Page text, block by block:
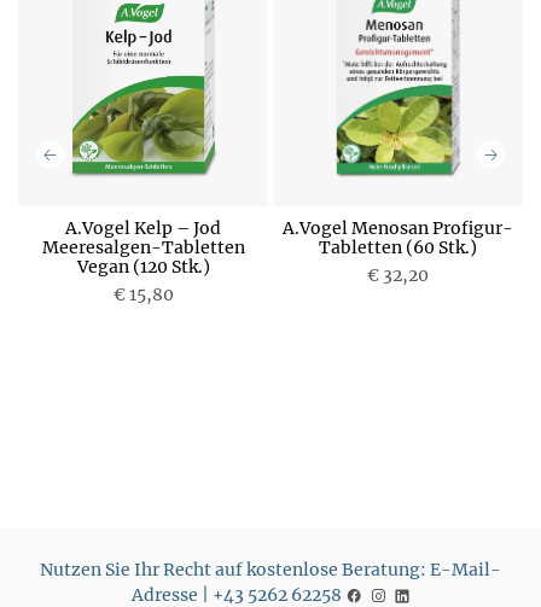
A.Vogel Kelp – Jod
Meeresalgen-Tabletten
Vegan (120 Stk.)
€ 15,80
A.Vogel Menosan Profigur-
Tabletten (60 Stk.)
€ 32,20
P
Nutzen Sie Ihr Recht auf kostenlose Beratung: E-Mail-
Adresse | +43 5262 62258